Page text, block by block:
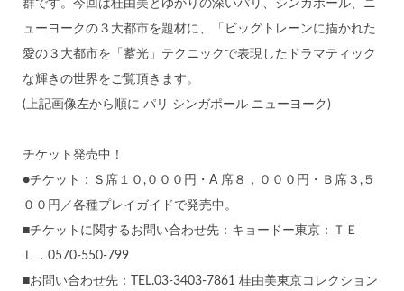
群です。今回は桂由美とゆかりの深いパリ、シンガポール、ニ
ューヨークの３大都市を題材に、「ビッグトレーンに描かれた
愛の３大都市を「蓄光」テクニックで表現したドラマティック
な輝きの世界をご覧頂きます。
(上記画像左から順に パリ シンガポール ニューヨーク)
チケット発売中！
●チケット：Ｓ席１０,０００円・A 席８，０００円・Ｂ席３,５
００円／各種プレイガイドで発売中。
■チケットに関するお問い合わせ先：キョードー東京：ＴＥ
Ｌ．0570-550-799
■お問い合わせ先：TEL.03-3403-7861 桂由美東京コレクション